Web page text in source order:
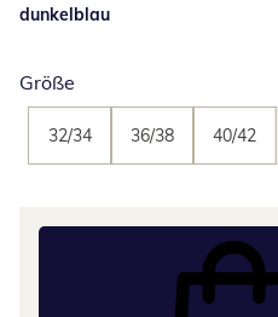
dunkelblau
Größe
32/34 36/38 40/42